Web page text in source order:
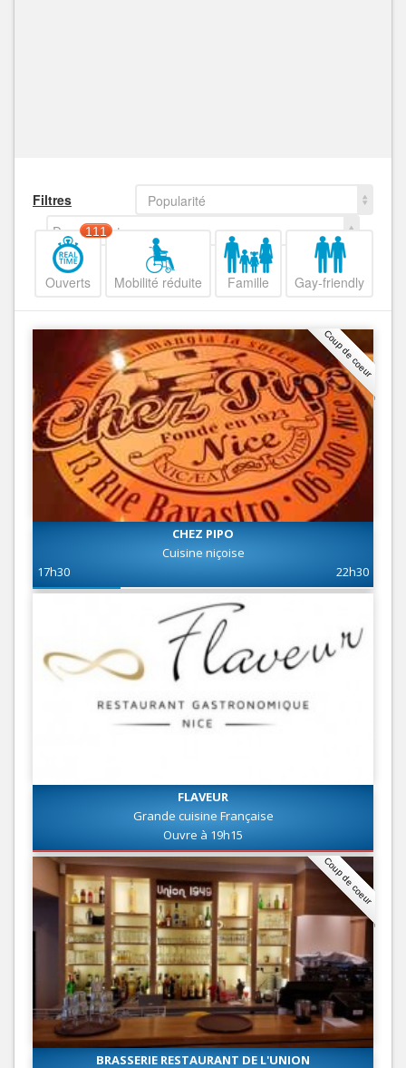
Filtres
Popularité
Decroissant
Ouverts
111
Mobilité réduite Famille Gay-friendly
Coup de coeur
CHEZ PIPO
Cuisine niçoise
17h30
22h30
FLAVEUR
Grande cuisine Française
Ouvre à 19h15
Coup de coeur
BRASSERIE RESTAURANT DE L'UNION